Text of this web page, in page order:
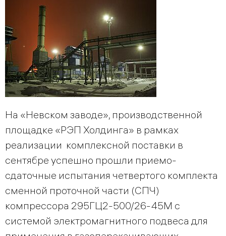
На «Невском заводе», производственной
площадке «РЭП Холдинга» в рамках
реализации комплексной поставки в
сентябре успешно прошли приемо-
сдаточные испытания четвертого комплекта
сменной проточной части (СПЧ)
компрессора 295ГЦ2-500/26-45М с
системой электромагнитного подвеса для